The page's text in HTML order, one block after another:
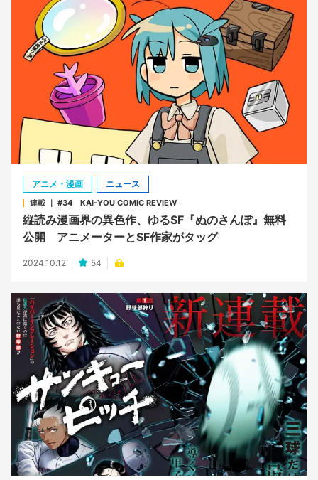
アニメ・漫画 ニュース
連載 ｜ #34 KAI-YOU COMIC REVIEW
縦読み漫画界の異色作、ゆるSF『ぬのさんぽ』無料
公開 アニメーターとSF作家がタッグ
2024.10.12 54